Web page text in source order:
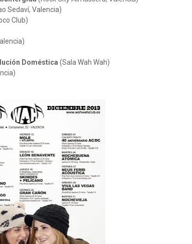
Sedaví, Valencia)
Club)
Doméstica (Sala Wah Wah)